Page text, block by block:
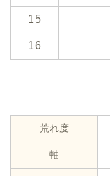
15
16
荒れ度
軸